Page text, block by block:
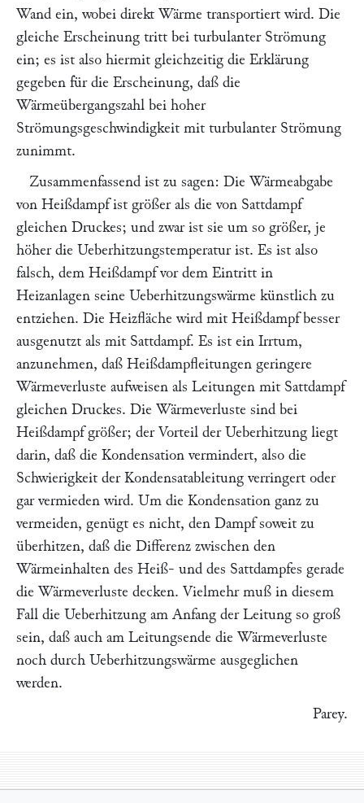
Wand ein, wobei direkt Wärme transportiert wird. Die
gleiche Erscheinung tritt bei turbulanter Strömung
ein; es ist also hiermit gleichzeitig die Erklärung
gegeben für die Erscheinung, daß die
Wärmeübergangszahl bei hoher
Strömungsgeschwindigkeit mit turbulanter Strömung
zunimmt.
Zusammenfassend ist zu sagen: Die Wärmeabgabe
von Heißdampf ist größer als die von Sattdampf
gleichen Druckes; und zwar ist sie um so größer, je
höher die Ueberhitzungstemperatur ist. Es ist also
falsch, dem Heißdampf vor dem Eintritt in
Heizanlagen seine Ueberhitzungswärme künstlich zu
entziehen. Die Heizfläche wird mit Heißdampf besser
ausgenutzt als mit Sattdampf. Es ist ein Irrtum,
anzunehmen, daß Heißdampfleitungen geringere
Wärmeverluste aufweisen als Leitungen mit Sattdampf
gleichen Druckes. Die Wärmeverluste sind bei
Heißdampf größer; der Vorteil der Ueberhitzung liegt
darin, daß die Kondensation vermindert, also die
Schwierigkeit der Kondensatableitung verringert oder
gar vermieden wird. Um die Kondensation ganz zu
vermeiden, genügt es nicht, den Dampf soweit zu
überhitzen, daß die Differenz zwischen den
Wärmeinhalten des Heiß- und des Sattdampfes gerade
die Wärmeverluste decken. Vielmehr muß in diesem
Fall die Ueberhitzung am Anfang der Leitung so groß
sein, daß auch am Leitungsende die Wärmeverluste
noch durch Ueberhitzungswärme ausgeglichen
werden.
Parey.